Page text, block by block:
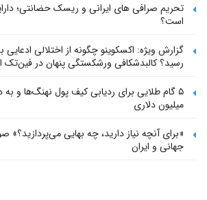
تحریم صرافی های ایرانی و ریسک حضانتی؛
است؟
گزارش ویژه: اکسکوینو چگونه از اختلالی
رسید؟ کالبدشکافی ورشکستگی پنهان در فین‌تک
۵ گام طلایی برای ردیابی کیف پول‌ نهنگ‌ها و
میلیون دلاری
«برای آنچه نیاز دارید، چه بهایی می‌پردازید؟»
جهانی و ایران